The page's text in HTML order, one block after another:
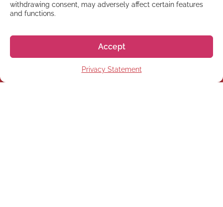
withdrawing consent, may adversely affect certain features
and functions.
Accept
Privacy Statement
NEWSLETTER